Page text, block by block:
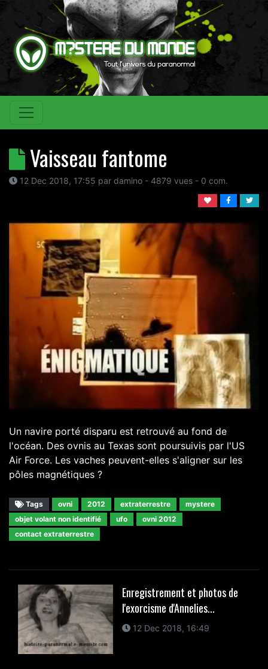
Vaisseau fantome
12 Dec 2018, 17:55 par damino - 4879 vues - 0 com.
Un navire porté disparu est retrouvé au fond de
l'océan. Des ovnis au Texas sont poursuivis par l'US
Air Force. Les vaches peuvent-elles s'aligner sur les
pôles magnétiques ?
Tags ovni 2012 extraterrestre
mystere
objet volant non identifié
ufo
ovni 2012
contact extraterrestre
Enregistrement et photos de
l'exorcisme d'Annelies...
12 Dec 2018, 16:49